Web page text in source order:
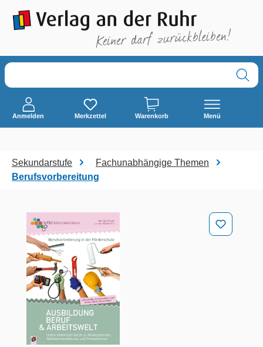
springen
Anmelden Merkzettel Warenkorb Menü
Sekundarstufe
Fachunabhängige Themen
Berufsvorbereitung
Bildergalerie überspringen